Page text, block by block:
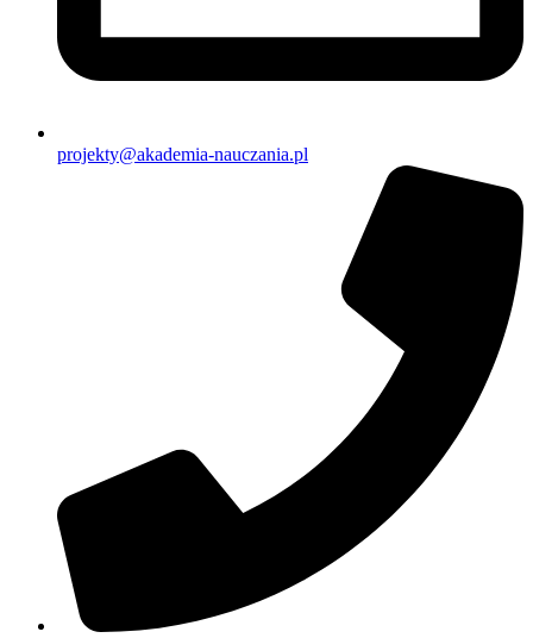
projekty@akademia-nauczania.pl